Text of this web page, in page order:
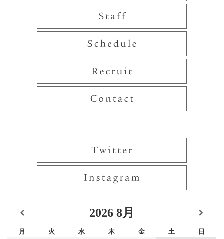
2026 8月
月 火 水 木 金 土
日